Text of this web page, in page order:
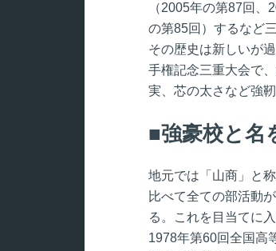
（2005年の第87回
の第85回）するなど
その歴史は新しいが
手権記念三重大会で
実、芯の太さなど強
強豪校と名
地元では「山商」と
比べて全ての部活動
る。これを目当てに
1978年第60回全国高